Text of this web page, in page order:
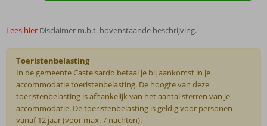
Lees hier Disclaimer m.b.t. bovenstaande beschrijving.
Toeristenbelasting
In de gemeente Castelsardo betaal je bij aankomst in je
accommodatie toeristenbelasting. De hoogte van deze
toeristenbelasting is afhankelijk van het aantal sterren van je
accommodatie. De toeristenbelasting is geldig voor personen
vanaf 12 jaar (voor max. 7 nachten).